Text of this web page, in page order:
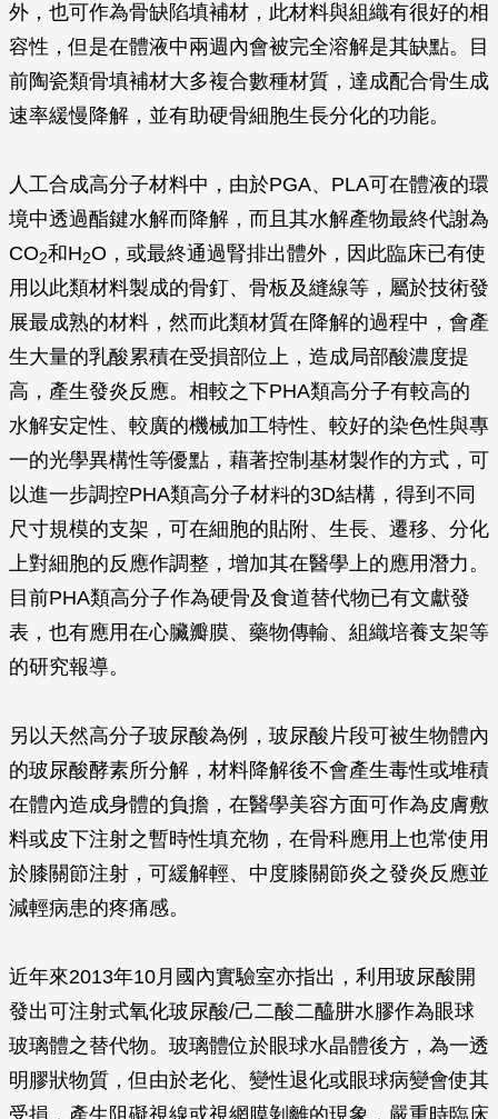
外，也可作為骨缺陷填補材，此材料與組織有很好的相
容性，但是在體液中兩週內會被完全溶解是其缺點。目
前陶瓷類骨填補材大多複合數種材質，達成配合骨生成
速率緩慢降解，並有助硬骨細胞生長分化的功能。
人工合成高分子材料中，由於PGA、PLA可在體液的環
境中透過酯鍵水解而降解，而且其水解產物最終代謝為
CO2和H2O，或最終通過腎排出體外，因此臨床已有使
用以此類材料製成的骨釘、骨板及縫線等，屬於技術發
展最成熟的材料，然而此類材質在降解的過程中，會產
生大量的乳酸累積在受損部位上，造成局部酸濃度提
高，產生發炎反應。相較之下PHA類高分子有較高的
水解安定性、較廣的機械加工特性、較好的染色性與專
一的光學異構性等優點，藉著控制基材製作的方式，可
以進一步調控PHA類高分子材料的3D結構，得到不同
尺寸規模的支架，可在細胞的貼附、生長、遷移、分化
上對細胞的反應作調整，增加其在醫學上的應用潛力。
目前PHA類高分子作為硬骨及食道替代物已有文獻發
表，也有應用在心臟瓣膜、藥物傳輸、組織培養支架等
的研究報導。
另以天然高分子玻尿酸為例，玻尿酸片段可被生物體內
的玻尿酸酵素所分解，材料降解後不會產生毒性或堆積
在體內造成身體的負擔，在醫學美容方面可作為皮膚敷
料或皮下注射之暫時性填充物，在骨科應用上也常使用
於膝關節注射，可緩解輕、中度膝關節炎之發炎反應並
減輕病患的疼痛感。
近年來2013年10月國內實驗室亦指出，利用玻尿酸開
發出可注射式氧化玻尿酸/己二酸二醯肼水膠作為眼球
玻璃體之替代物。玻璃體位於眼球水晶體後方，為一透
明膠狀物質，但由於老化、變性退化或眼球病變會使其
受損，產生阻礙視線或視網膜剝離的現象，嚴重時臨床